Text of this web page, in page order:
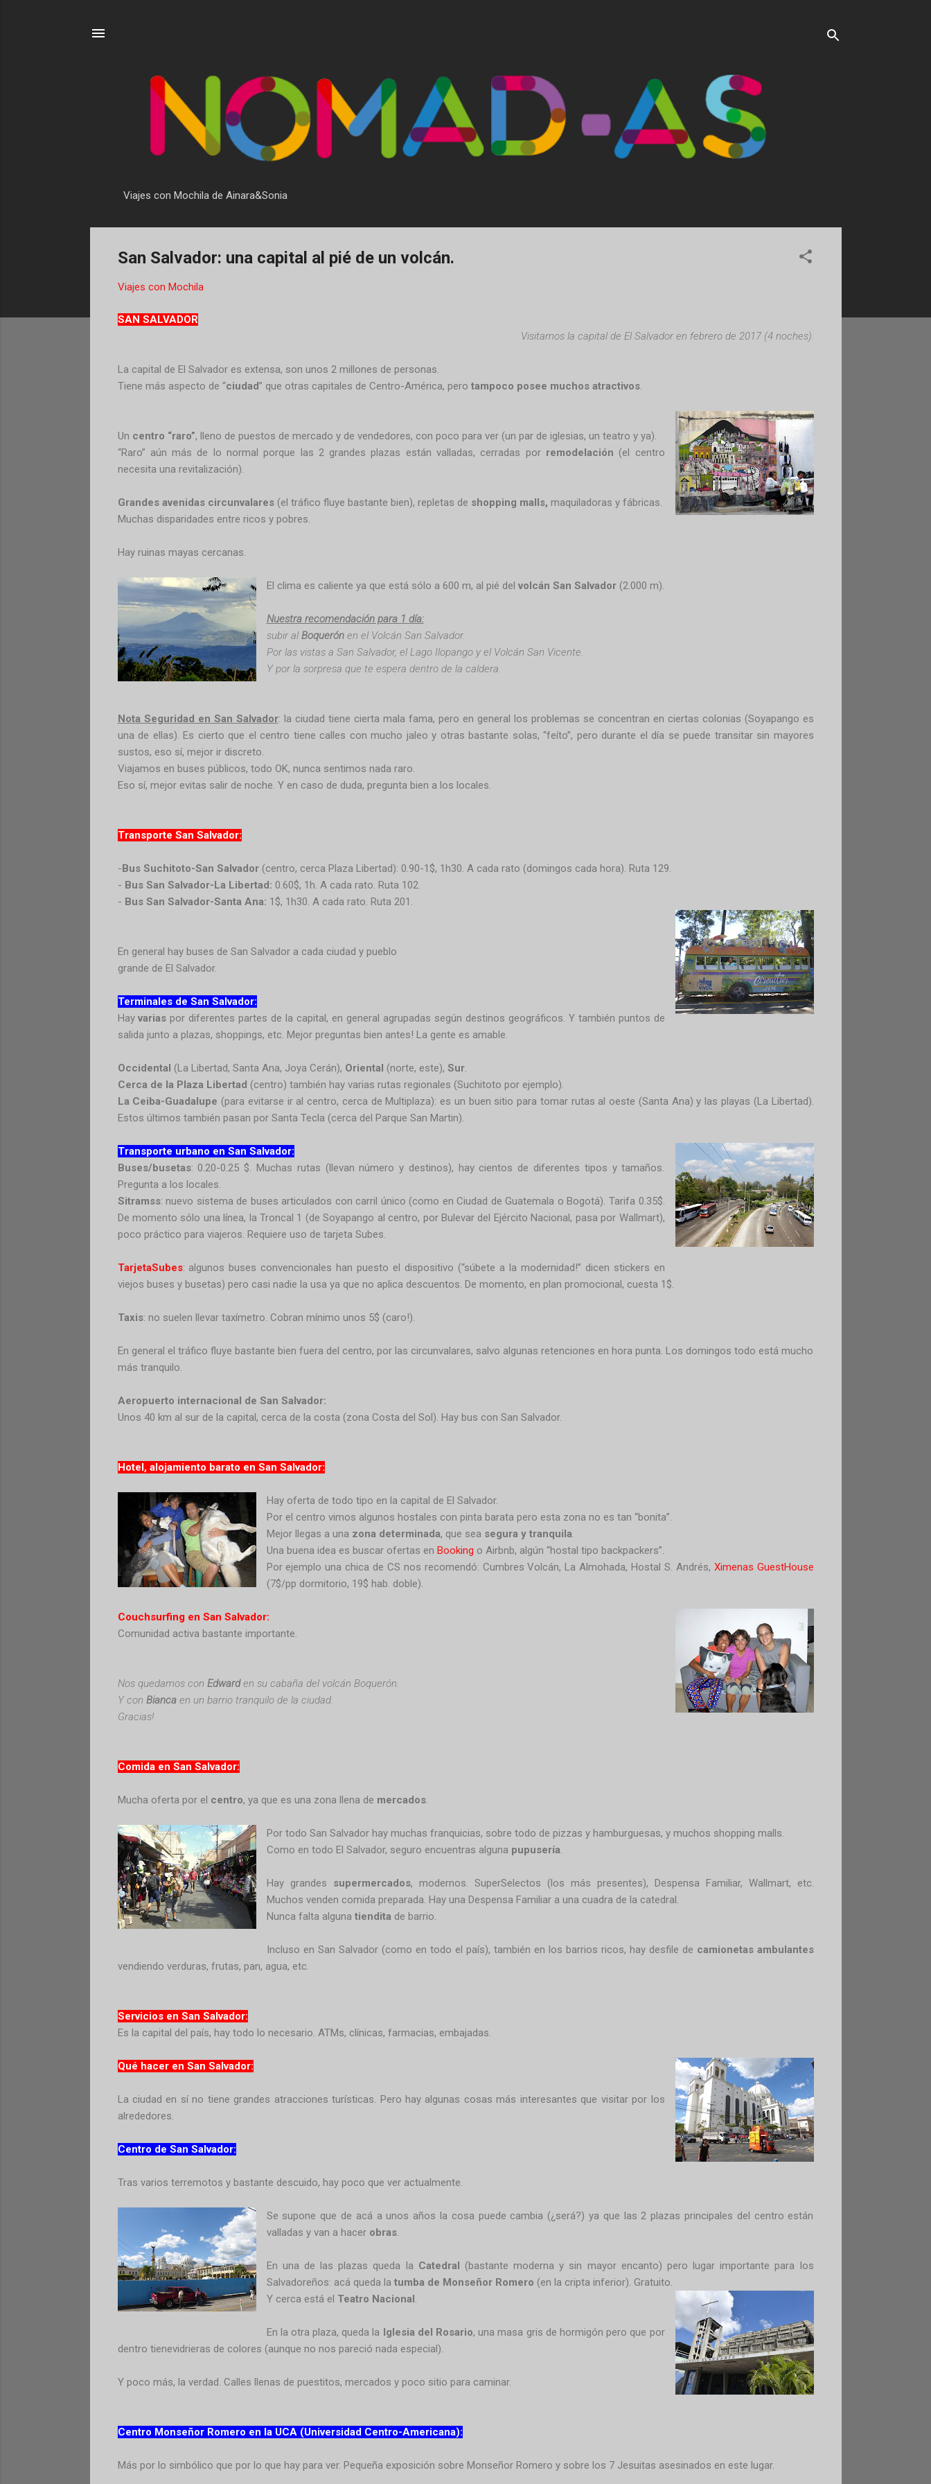
Viajes con Mochila de Ainara&Sonia
San Salvador: una capital al pié de un volcán.
Viajes con Mochila
SAN SALVADOR
Visitamos la capital de El Salvador en febrero de 2017 (4 noches).
La capital de El Salvador es extensa, son unos 2 millones de personas.
Tiene más aspecto de “ciudad” que otras capitales de Centro-América, pero tampoco posee muchos atractivos.
Un centro “raro”, lleno de puestos de mercado y de vendedores, con poco para ver (un par de iglesias, un teatro y ya).
“Raro” aún más de lo normal porque las 2 grandes plazas están valladas, cerradas por remodelación (el centro
necesita una revitalización).
Grandes avenidas circunvalares(el tráfico fluye bastante bien), repletas de shopping malls, maquiladoras y fábricas.
Muchas disparidades entre ricos y pobres.
Hay ruinas mayas cercanas.
El clima es caliente ya que está sólo a 600 m, al pié del volcán San Salvador(2.000 m).
Nuestra recomendación para 1 día:
subir al Boquerón en el Volcán San Salvador.
Por las vistas a San Salvador, el Lago Ilopango y el Volcán San Vicente.
Y por la sorpresa que te espera dentro de la caldera.
Nota Seguridad en San Salvador: la ciudad tiene cierta mala fama, pero en general los problemas se concentran en ciertas colonias (Soyapango es
una de ellas). Es cierto que el centro tiene calles con mucho jaleo y otras bastante solas, “feíto”, pero durante el día se puede transitar sin mayores
sustos, eso sí, mejor ir discreto.
Viajamos en buses públicos, todo OK, nunca sentimos nada raro.
Eso sí, mejor evitas salir de noche. Y en caso de duda, pregunta bien a los locales.
Transporte San Salvador:
-Bus Suchitoto-San Salvador (centro, cerca Plaza Libertad): 0.90-1$, 1h30. A cada rato (domingos cada hora). Ruta 129.
- Bus San Salvador-La Libertad: 0.60$, 1h. A cada rato. Ruta 102.
- Bus San Salvador-Santa Ana: 1$, 1h30. A cada rato. Ruta 201.
En general hay buses de San Salvador a cada ciudad y pueblo
grande de El Salvador.
Terminales de San Salvador:
Hayvarias por diferentes partes de la capital, en general agrupadas según destinos geográficos. Y también puntos de
salida junto a plazas, shoppings, etc. Mejor preguntas bien antes! La gente es amable.
Occidental (La Libertad, Santa Ana, Joya Cerán), Oriental (norte, este), Sur.
Cerca de la Plaza Libertad (centro) también hay varias rutas regionales (Suchitoto por ejemplo).
La Ceiba-Guadalupe (para evitarse ir al centro, cerca de Multiplaza): es un buen sitio para tomar rutas al oeste (Santa Ana) y las playas (La Libertad).
Estos últimos también pasan por Santa Tecla (cerca del Parque San Martin).
Transporte urbano en San Salvador:
Buses/busetas: 0.20-0.25 $. Muchas rutas (llevan número y destinos), hay cientos de diferentes tipos y tamaños.
Pregunta a los locales.
Sitramss: nuevo sistema de buses articulados con carril único (como en Ciudad de Guatemala o Bogotá). Tarifa 0.35$.
De momento sólo una línea, la Troncal 1 (de Soyapango al centro, por Bulevar del Ejército Nacional, pasa por Wallmart),
poco práctico para viajeros. Requiere uso de tarjeta Subes.
TarjetaSubes: algunos buses convencionales han puesto el dispositivo (“súbete a la modernidad!” dicen stickers en
viejos buses y busetas) pero casi nadie la usa ya que no aplica descuentos. De momento, en plan promocional, cuesta 1$.
Taxis: no suelen llevar taxímetro. Cobran mínimo unos 5$ (caro!).
En general el tráfico fluye bastante bien fuera del centro, por las circunvalares, salvo algunas retenciones en hora punta. Los domingos todo está mucho
más tranquilo.
Aeropuerto internacional de San Salvador:
Unos 40 km al sur de la capital, cerca de la costa (zona Costa del Sol). Hay bus con San Salvador.
Hotel, alojamiento barato en San Salvador:
Hay oferta de todo tipo en la capital de El Salvador.
Por el centro vimos algunos hostales con pinta barata pero esta zona no es tan “bonita”.
Mejor llegas a una zona determinada, que sea segura y tranquila
Una buena idea es buscar ofertas en Booking o Airbnb, algún “hostal tipo backpackers”.
Por ejemplo una chica de CS nos recomendó: Cumbres Volcán, La Almohada, Hostal S. Andrés, Ximenas GuestHouse
(7$/pp dormitorio, 19$ hab. doble).
Couchsurfing en San Salvador:
Comunidad activa bastante importante.
Nos quedamos con Edwarden su cabaña del volcán Boquerón.
Y con Bianca en un barrio tranquilo de la ciudad.
Gracias!
Comida en San Salvador:
Mucha oferta por el centro, ya que es una zona llena de mercados.
Por todo San Salvador hay muchas franquicias, sobre todo de pizzas y hamburguesas, y muchos shopping malls.
Como en todo El Salvador, seguro encuentras alguna pupusería
Hay grandes supermercados, modernos. SuperSelectos (los más presentes), Despensa Familiar, Wallmart, etc.
Muchos venden comida preparada. Hay una Despensa Familiar a una cuadra de la catedral.
Nunca falta alguna tiendita de barrio.
Incluso en San Salvador (como en todo el país), también en los barrios ricos, hay desfile de camionetas ambulantes
vendiendo verduras, frutas, pan, agua, etc.
Servicios en San Salvador:
Es la capital del país, hay todo lo necesario. ATMs, clínicas, farmacias, embajadas.
Qué hacer en San Salvador:
La ciudad en sí no tiene grandes atracciones turísticas. Pero hay algunas cosas más interesantes que visitar por los
alrededores.
Centro de San Salvador:
Tras varios terremotos y bastante descuido, hay poco que ver actualmente.
Se supone que de acá a unos años la cosa puede cambia (¿será?) ya que las 2 plazas principales del centro están
valladas y van a hacer obras.
En una de las plazas queda la Catedral (bastante moderna y sin mayor encanto) pero lugar importante para los
Salvadoreños: acá queda la tumba de Monseñor Romero (en la cripta inferior). Gratuito.
Y cerca está el Teatro Nacional
En la otra plaza, queda la Iglesia del Rosario, una masa gris de hormigón pero que por
dentro tienevidrieras de colores (aunque no nos pareció nada especial).
Y poco más, la verdad. Calles llenas de puestitos, mercados y poco sitio para caminar.
Centro Monseñor Romero en la UCA (Universidad Centro-Americana):
Más por lo simbólico que por lo que hay para ver. Pequeña exposición sobre Monseñor Romero y sobre los 7 Jesuitas asesinados en este lugar.